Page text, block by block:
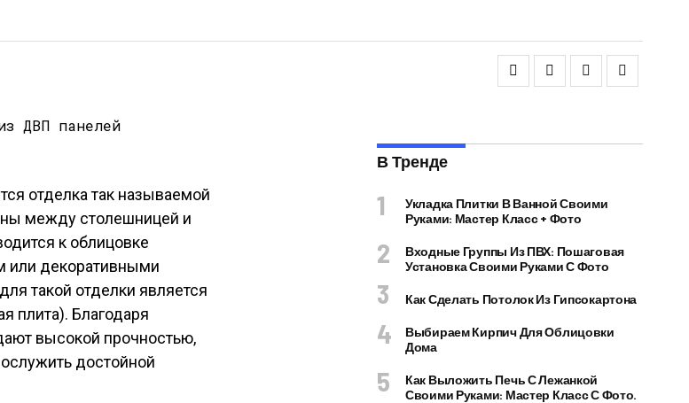
отделка так называемой
между столешницей и
к облицовке
или декоративными
такой отделки является
плита). Благодаря
высокой прочностью,
достойной
В Тренде
Укладка Плитки В Ванной Своими
Руками: Мастер Класс + Фото
Входные Группы Из ПВХ: Пошаговая
Установка Своими Руками С Фото
Как Сделать Потолок Из Гипсокартона
Выбираем Кирпич Для Облицовки
Дома
Как Выложить Печь С Лежанкой
Своими Руками: Мастер Класс С Фото.